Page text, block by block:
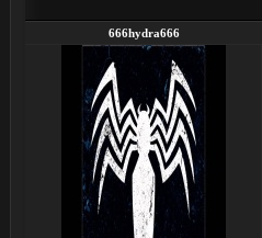
666hydra666